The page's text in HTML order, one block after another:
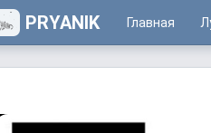
PRYANIK Главная